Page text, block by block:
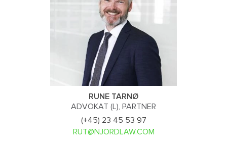
RUNE TARNØ
ADVOKAT (L), PARTNER
(+45) 23 45 53 97
RUT@NJORDLAW.COM